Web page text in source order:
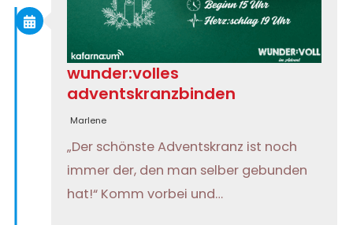
wunder:volles
adventskranzbinden
Marlene
„Der schönste Adventskranz ist noch
immer der, den man selber gebunden
hat!“ Komm vorbei und…